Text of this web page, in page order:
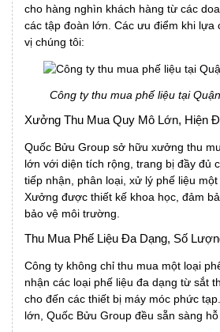
cho hàng nghìn khách hàng từ các
các tập đoàn lớn. Các ưu điểm khi lựa
vị chúng tôi:
Công ty thu mua phế liệu tại
Xưởng Thu Mua Quy Mô Lớn, Hiện
Quốc Bửu Group sở hữu xưởng thu
lớn với diện tích rộng, trang bị đầy đủ
tiếp nhận, phân loại, xử lý phế liệu một
Xưởng được thiết kế khoa học, đảm
bảo vệ môi trường.
Thu Mua Phế Liệu Đa Dạng, Số
Công ty không chỉ thu mua một loại
nhận các loại phế liệu đa dạng từ sắt
cho đến các thiết bị máy móc phức
lớn, Quốc Bửu Group đều sẵn sàng hỗ